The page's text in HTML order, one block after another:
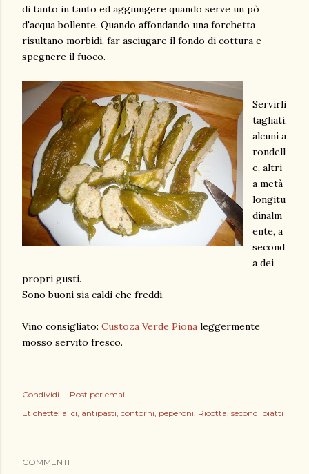
di tanto in tanto ed aggiungere quando serve un pò
d'acqua bollente. Quando affondando una forchetta
risultano morbidi, far asciugare il fondo di cottura e
spegnere il fuoco.
Servirli
tagliati,
alcuni a
rondell
e, altri
a metà
longitu
dinalm
ente, a
second
a dei
propri gusti.
Sono buoni sia caldi che freddi.
Vino consigliato: Custoza Verde Piona leggermente
mosso servito fresco.
Condividi
Post per email
Etichette: alici antipasti contorni peperoni Ricotta secondi piatti
COMMENTI